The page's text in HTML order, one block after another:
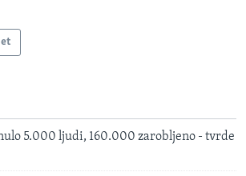
5.000 ljudi, 160.000 zarobljeno - tvrde